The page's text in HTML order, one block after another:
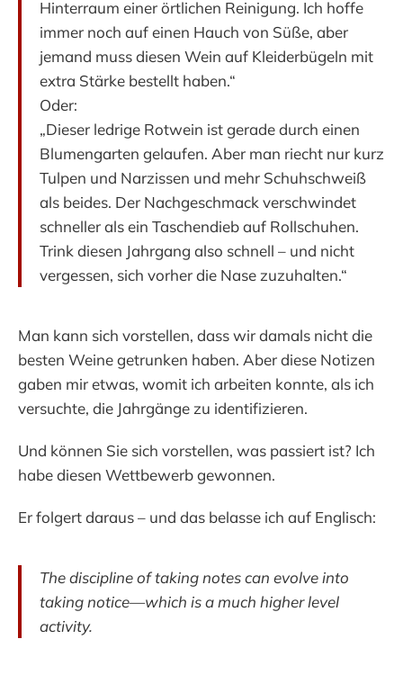
Hinterraum einer örtlichen Reinigung. Ich hoffe
immer noch auf einen Hauch von Süße, aber
jemand muss diesen Wein auf Kleiderbügeln mit
extra Stärke bestellt haben.“
Oder:
„Dieser ledrige Rotwein ist gerade durch einen
Blumengarten gelaufen. Aber man riecht nur kurz
Tulpen und Narzissen und mehr Schuhschweiß
als beides. Der Nachgeschmack verschwindet
schneller als ein Taschendieb auf Rollschuhen.
Trink diesen Jahrgang also schnell – und nicht
vergessen, sich vorher die Nase zuzuhalten.“
Man kann sich vorstellen, dass wir damals nicht die
besten Weine getrunken haben. Aber diese Notizen
gaben mir etwas, womit ich arbeiten konnte, als ich
versuchte, die Jahrgänge zu identifizieren.
Und können Sie sich vorstellen, was passiert ist? Ich
habe diesen Wettbewerb gewonnen.
Er folgert daraus – und das belasse ich auf Englisch:
The discipline of taking notes can evolve into
taking notice—which is a much higher level
activity.